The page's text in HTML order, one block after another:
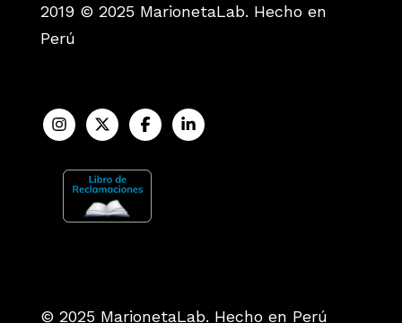
2019 © 2025 MarionetaLab. Hecho en
Perú
© 2025 MarionetaLab. Hecho en Perú